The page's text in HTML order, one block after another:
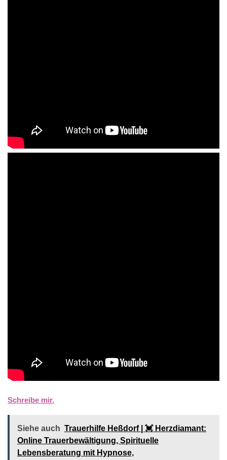
Schreibe mir.
Siehe auch Trauerhilfe Heßdorf | 💓️️ Herzdiamant:
Online Trauerbewältigung, Spirituelle
Lebensberatung mit Hypnose,